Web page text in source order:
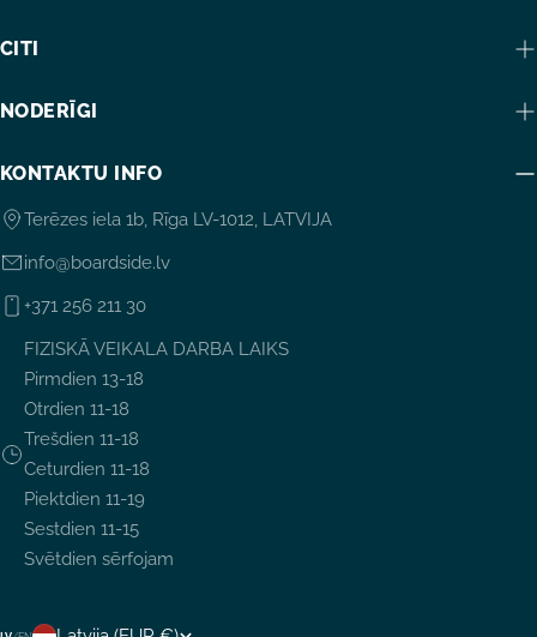
CITI
NODERĪGI
KONTAKTU INFO
Terēzes iela 1b, Rīga LV-1012, LATVIJA
info@boardside.lv
+371 256 211 30
FIZISKĀ VEIKALA DARBA LAIKS
Pirmdien 13-18
Otrdien 11-18
Trešdien 11-18
Ceturdien 11-18
Piektdien 11-19
Sestdien 11-15
Svētdien sērfojam